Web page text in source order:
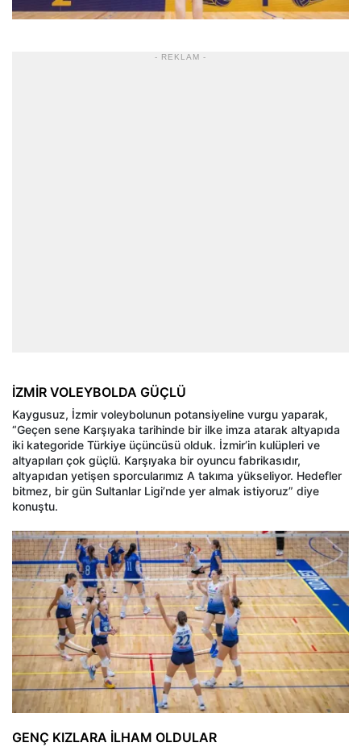
- REKLAM -
İZMİR VOLEYBOLDA GÜÇLÜ
Kaygusuz, İzmir voleybolunun potansiyeline vurgu yaparak,
“Geçen sene Karşıyaka tarihinde bir ilke imza atarak altyapıda
iki kategoride Türkiye üçüncüsü olduk. İzmir’in kulüpleri ve
altyapıları çok güçlü. Karşıyaka bir oyuncu fabrikasıdır,
altyapıdan yetişen sporcularımız A takıma yükseliyor. Hedefler
bitmez, bir gün Sultanlar Ligi’nde yer almak istiyoruz” diye
konuştu.
GENÇ KIZLARA İLHAM OLDULAR